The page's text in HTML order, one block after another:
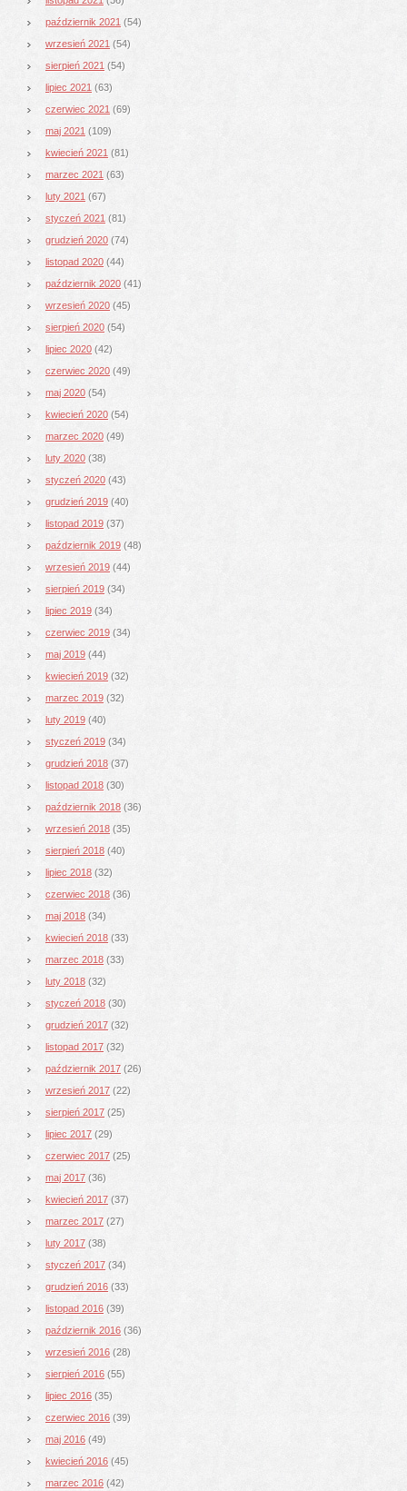
październik 2021 (54)
wrzesień 2021 (54)
sierpień 2021 (54)
lipiec 2021 (63)
czerwiec 2021 (69)
maj 2021 (109)
kwiecień 2021 (81)
marzec 2021 (63)
luty 2021 (67)
styczeń 2021 (81)
grudzień 2020 (74)
listopad 2020 (44)
październik 2020 (41)
wrzesień 2020 (45)
sierpień 2020 (54)
lipiec 2020 (42)
czerwiec 2020 (49)
maj 2020 (54)
kwiecień 2020 (54)
marzec 2020 (49)
luty 2020 (38)
styczeń 2020 (43)
grudzień 2019 (40)
listopad 2019 (37)
październik 2019 (48)
wrzesień 2019 (44)
sierpień 2019 (34)
lipiec 2019 (34)
czerwiec 2019 (34)
maj 2019 (44)
kwiecień 2019 (32)
marzec 2019 (32)
luty 2019 (40)
styczeń 2019 (34)
grudzień 2018 (37)
listopad 2018 (30)
październik 2018 (36)
wrzesień 2018 (35)
sierpień 2018 (40)
lipiec 2018 (32)
czerwiec 2018 (36)
maj 2018 (34)
kwiecień 2018 (33)
marzec 2018 (33)
luty 2018 (32)
styczeń 2018 (30)
grudzień 2017 (32)
listopad 2017 (32)
październik 2017 (26)
wrzesień 2017 (22)
sierpień 2017 (25)
lipiec 2017 (29)
czerwiec 2017 (25)
maj 2017 (36)
kwiecień 2017 (37)
marzec 2017 (27)
luty 2017 (38)
styczeń 2017 (34)
grudzień 2016 (33)
listopad 2016 (39)
październik 2016 (36)
wrzesień 2016 (28)
sierpień 2016 (55)
lipiec 2016 (35)
czerwiec 2016 (39)
maj 2016 (49)
kwiecień 2016 (45)
marzec 2016 (42)